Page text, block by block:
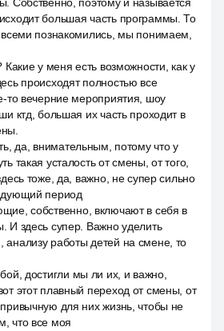
большая часть программы. То
познакомились, мы понимаем,
Какие у меня есть возможности, как у
происходят полностью все
то вечерние мероприятия, шоу
ктд, большая их часть проходит в
да, внимательным, потому что у
такая усталость от смены, от того,
тоже, да, важно, не супер сильно
период
собственно, включают в себя в
И здесь супер. Важно уделить
работы детей на смене, то
достигли мы ли их, и важно,
этот плавный переход от смены, от
для них жизнь, чтобы не
что все моя